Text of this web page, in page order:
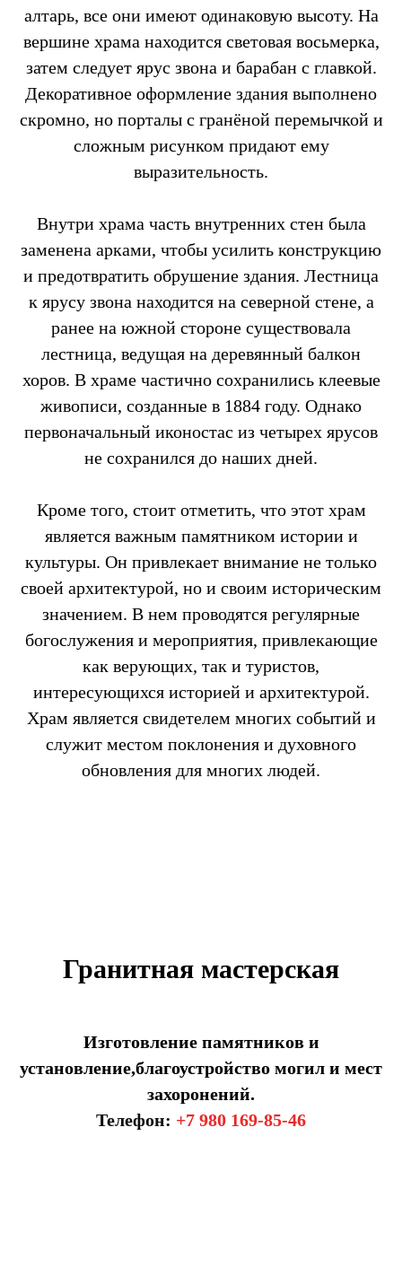
алтарь, все они имеют одинаковую высоту. На
вершине храма находится световая восьмерка,
затем следует ярус звона и барабан с главкой.
Декоративное оформление здания выполнено
скромно, но порталы с гранёной перемычкой и
сложным рисунком придают ему
выразительность.
Внутри храма часть внутренних стен была
заменена арками, чтобы усилить конструкцию
и предотвратить обрушение здания. Лестница
к ярусу звона находится на северной стене, а
ранее на южной стороне существовала
лестница, ведущая на деревянный балкон
хоров. В храме частично сохранились клеевые
живописи, созданные в 1884 году. Однако
первоначальный иконостас из четырех ярусов
не сохранился до наших дней.
Кроме того, стоит отметить, что этот храм
является важным памятником истории и
культуры. Он привлекает внимание не только
своей архитектурой, но и своим историческим
значением. В нем проводятся регулярные
богослужения и мероприятия, привлекающие
как верующих, так и туристов,
интересующихся историей и архитектурой.
Храм является свидетелем многих событий и
служит местом поклонения и духовного
обновления для многих людей.
Гранитная мастерская
Изготовление памятников и
установление,благоустройство могил и мест
захоронений.
Телефон: +7 980 169-85-46